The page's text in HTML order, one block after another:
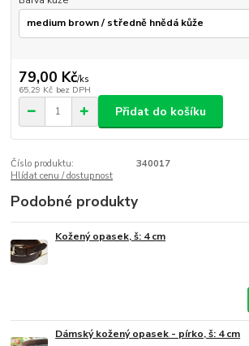
79,00 Kč/ks
65,29 Kč bez DPH
Přidat do košíku
Číslo produktu:
340017
Hlídat cenu / dostupnost
Podobné produkty
Kožený opasek, š: 4 cm
Dámský kožený opasek - pírko, š: 4 cm